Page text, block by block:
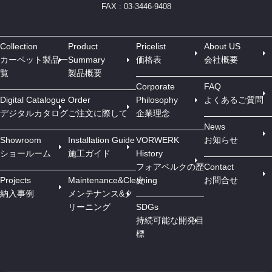
FAX : 03-3446-9408
Collection
カーペット製品一
覧
Digital Catalogue
デジタルカタログ
Showroom
ショールーム
Projects
納入事例
Product
Summary
製品概要
Order
ご注文に際して
Installation Guide
施工ガイド
Maintenance&Cleaning
メンテナンス&ク
リーニング
Pricelist
価格表
Corporate
Philosophy
企業理念
VORWERK
History
フォアベルクの歴
史
SDGs
持続可能な開発目
標
About US
会社概要
FAQ
よくあるご質問
News
お知らせ
Contact
お問合せ